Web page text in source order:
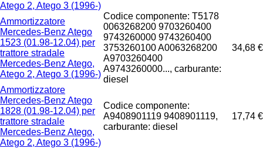
Atego 2, Atego 3 (1996-)
Ammortizzatore
Mercedes-Benz Atego
1523 (01.98-12.04) per
trattore stradale
Mercedes-Benz Atego,
Atego 2, Atego 3 (1996-)
Codice componente: T5178
0063268200 9703260400
9743260000 9743260400
3753260100 A0063268200
A9703260400
A9743260000..., carburante:
diesel
34,68 €
Ammortizzatore
Mercedes-Benz Atego
1828 (01.98-12.04) per
trattore stradale
Mercedes-Benz Atego,
Atego 2, Atego 3 (1996-)
Codice componente:
A9408901119 9408901119,
carburante: diesel
17,74 €